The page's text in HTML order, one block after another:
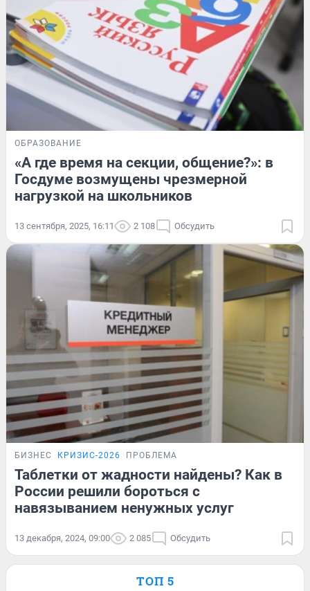
ОБРАЗОВАНИЕ
«А где время на секции, общение?»: в
Госдуме возмущены чрезмерной
нагрузкой на школьников
13 сентября, 2025, 16:11 2 108 Обсудить
БИЗНЕС КРИЗИС-2026 ПРОБЛЕМА
Таблетки от жадности найдены? Как в
России решили бороться с
навязыванием ненужных услуг
13 декабря, 2024, 09:00 2 085 Обсудить
ТОП 5